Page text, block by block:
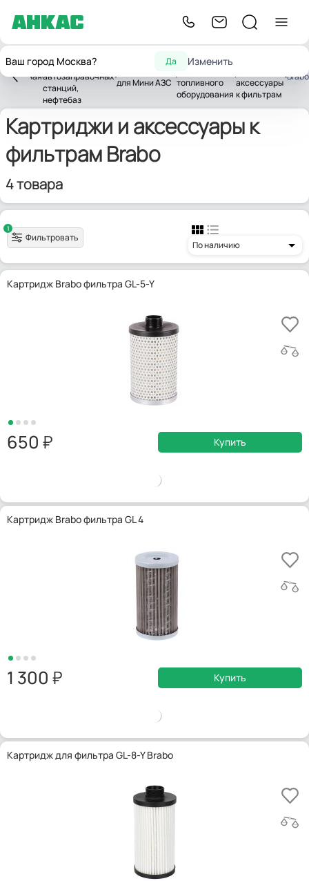
Ваш город Москва? Да Изменить
Главная
для
автозаправочных
станций,
нефтебаз
для Мини АЗС
Аксессуары
топливного
оборудования
аксессуары
к фильтрам
Brabo
Картриджи и аксессуары к
фильтрам Brabo
4 товара
1
Фильтровать
По наличию
Картридж Brabo фильтра GL-5-Y
650 Купить
Картридж Brabo фильтра GL 4
1 300 Купить
Картридж для фильтра GL-8-Y Brabo